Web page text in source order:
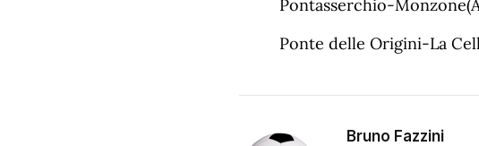
Pontasserchio-
Ponte delle Origini-La
Bruno Fazzini